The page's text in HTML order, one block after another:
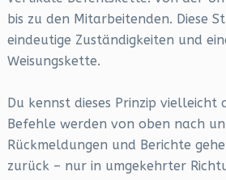
bis zu den Mitarbeitenden. Diese
eindeutige Zuständigkeiten und
Weisungskette.
Du kennst dieses Prinzip vielleicht
Befehle werden von oben nach
Rückmeldungen und Berichte
zurück – nur in umgekehrter